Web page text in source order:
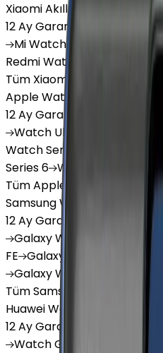
Xiaomi Akıllı Saat
12 Ay Garanti
MiWatch
RedmiWatch 5 Lite Redmi
Tüm Xiaomi Akıllı Saat'lar
Apple Watch
12 Ay Garanti
Watch Ultra Series
WatchSeries 8
Series 6 Watch
Tüm Apple Watch'lar
Samsung Watch
12 Ay Garanti
GalaxyWatch 7
FE Galaxy
GalaxyWatch8
Tüm Samsung Watch'lar
Huawei Watch
12 Ay Garanti
WatchGT 4